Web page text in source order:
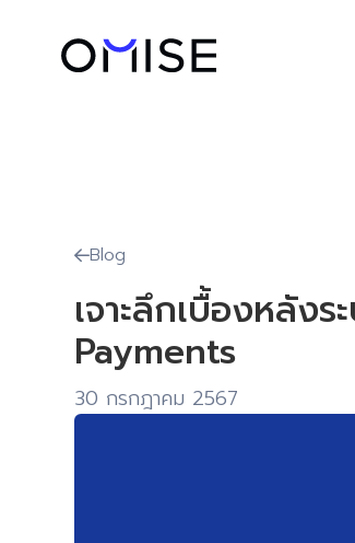
Blog
เจาะลึกเบื้องหลั
Payments
30 กรกฎาคม 2567